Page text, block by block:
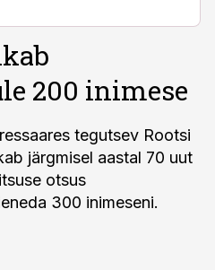
200 inimese
tegutsev Rootsi
järgmisel aastal 70 uut
otsus
300 inimeseni.